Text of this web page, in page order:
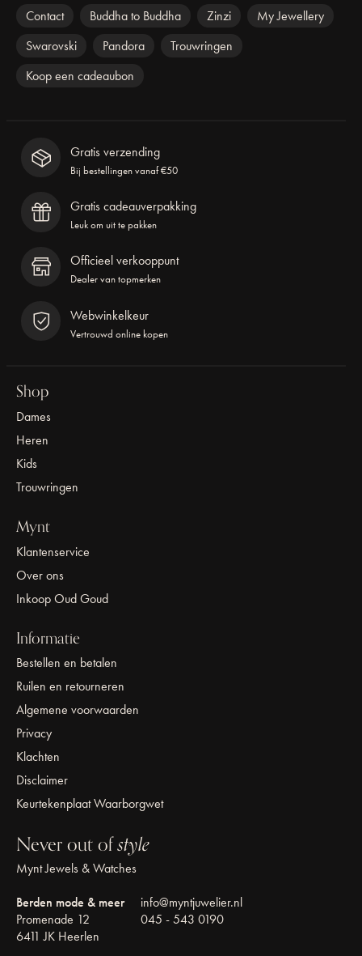
Contact Buddha to Buddha Zinzi
My Jewellery
Swarovski
Pandora
Trouwringen
Koop een cadeaubon
Gratis verzending
Bij bestellingen vanaf €50
Gratis cadeauverpakking
Leuk om uit te pakken
Officieel verkooppunt
Dealer van topmerken
Webwinkelkeur
Vertrouwd online kopen
Shop
Dames
Heren
Kids
Trouwringen
Mynt
Klantenservice
Over ons
Inkoop Oud Goud
Informatie
Bestellen en betalen
Ruilen en retourneren
Algemene voorwaarden
Privacy
Klachten
Disclaimer
Keurtekenplaat Waarborgwet
Never out ofstyle
Mynt Jewels & Watches
Berden mode & meer
Promenade 12
6411 JK Heerlen
info@myntjuwelier.nl
045 - 543 0190